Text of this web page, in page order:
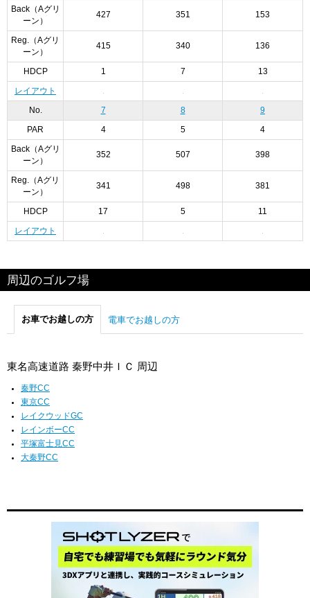
Back（Aグリ
ーン）
427 351 153
Reg.（Aグリ
ーン）
415 340 136
HDCP 1 7 13
レイアウト
No. 7 8 9
PAR 4 5 4
Back（Aグリ
ーン）
352 507 398
Reg.（Aグリ
ーン）
341 498 381
HDCP 17 5 11
レイアウト
周辺のゴルフ場
お車でお越しの方 電車でお越しの方
東名高速道路 秦野中井ＩＣ 周辺
秦野CC
東京CC
レイクウッドGC
レインボーCC
平塚富士見CC
大秦野CC